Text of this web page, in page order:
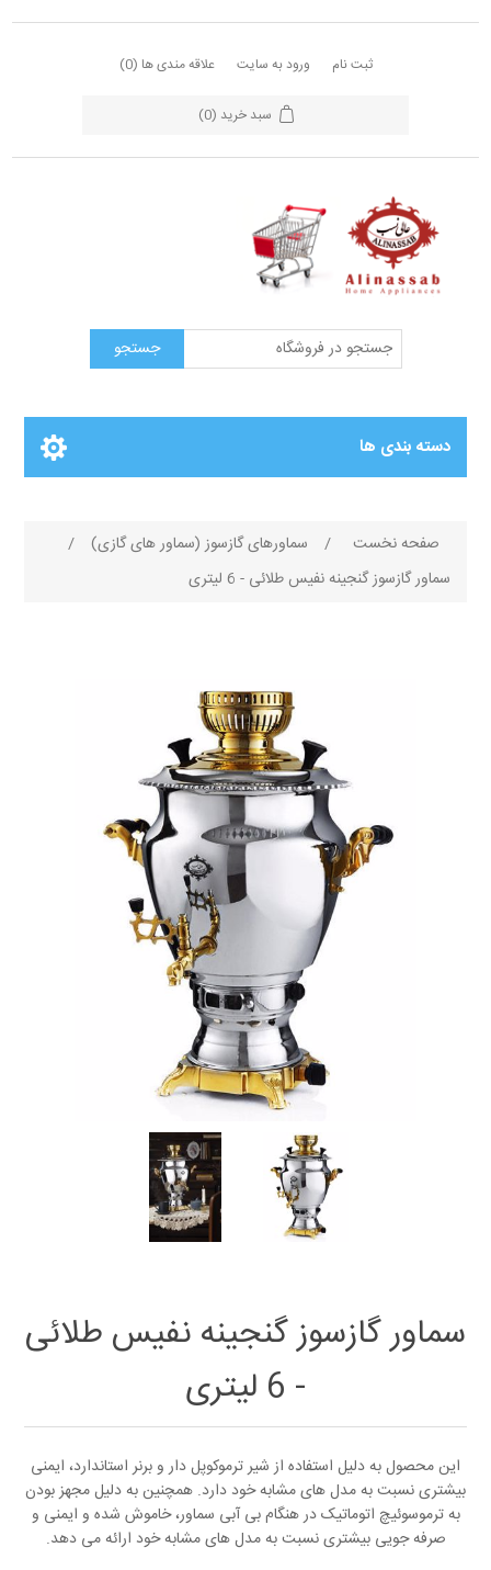
ثبت نام ورود به سایت علاقه مندی ها (0)
سبد خرید (0)
دسته بندی ها
صفحه نخست / سماورهای گازسوز (سماور های گازی)
/
سماور گازسوز گنجینه نفیس طلائی - 6 لیتری
سماور گازسوز گنجینه نفیس طلائی
- 6 لیتری
این محصول به دلیل استفاده از شیر ترموکوپل دار و برنر استاندارد، ایمنی
بیشتری نسبت به مدل های مشابه خود دارد. همچنین به دلیل مجهز بودن
به ترموسوئیچ اتوماتیک در هنگام بی آبی سماور، خاموش شده و ایمنی و
صرفه جویی بیشتری نسبت به مدل های مشابه خود ارائه می دهد.